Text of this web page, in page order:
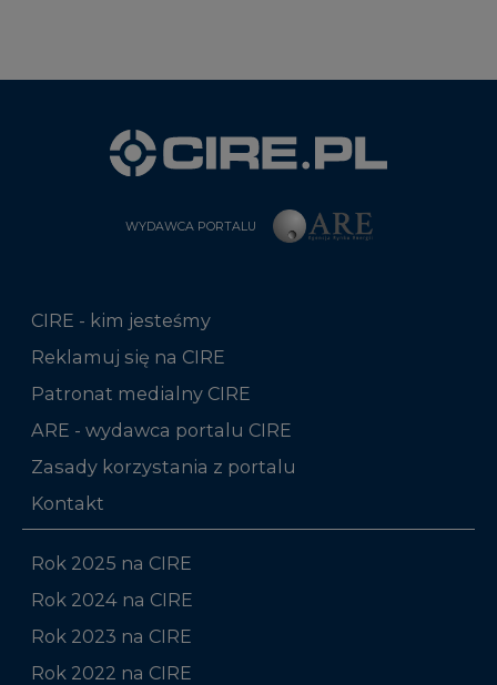
WYDAWCA PORTALU
CIRE - kim jesteśmy
Reklamuj się na CIRE
Patronat medialny CIRE
ARE - wydawca portalu CIRE
Zasady korzystania z portalu
Kontakt
Rok 2025 na CIRE
Rok 2024 na CIRE
Rok 2023 na CIRE
Rok 2022 na CIRE